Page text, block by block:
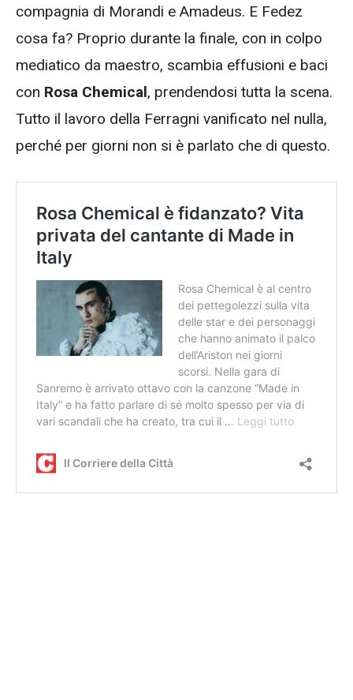
compagnia di Morandi e Amadeus. E Fedez
cosa fa? Proprio durante la finale, con in colpo
mediatico da maestro, scambia effusioni e baci
con Rosa Chemical, prendendosi tutta la scena.
Tutto il lavoro della Ferragni vanificato nel nulla,
perché per giorni non si è parlato che di questo.